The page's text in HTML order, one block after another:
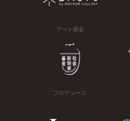
アート基金
プロデュース